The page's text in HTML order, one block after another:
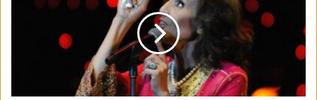
ت
ر
و
ن